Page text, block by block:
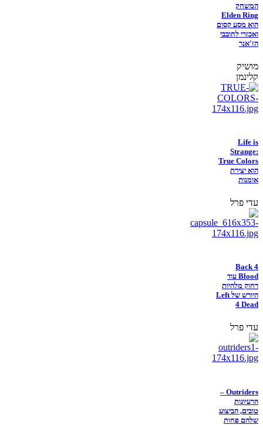
המשחק
Elden Ring
הוא מסע קסום
ואכזרי לחובבי
הז'אנר
מושיק
קלינמן
Life is
Strange:
True Colors
הוא יצירת
אומנות
עדי פרל
Back 4
Blood עוד
רחוק מלהיות
היורש של Left
4 Dead
עדי פרל
Outriders –
הרעיונות
טובים, הביצוע
שלהם פחות